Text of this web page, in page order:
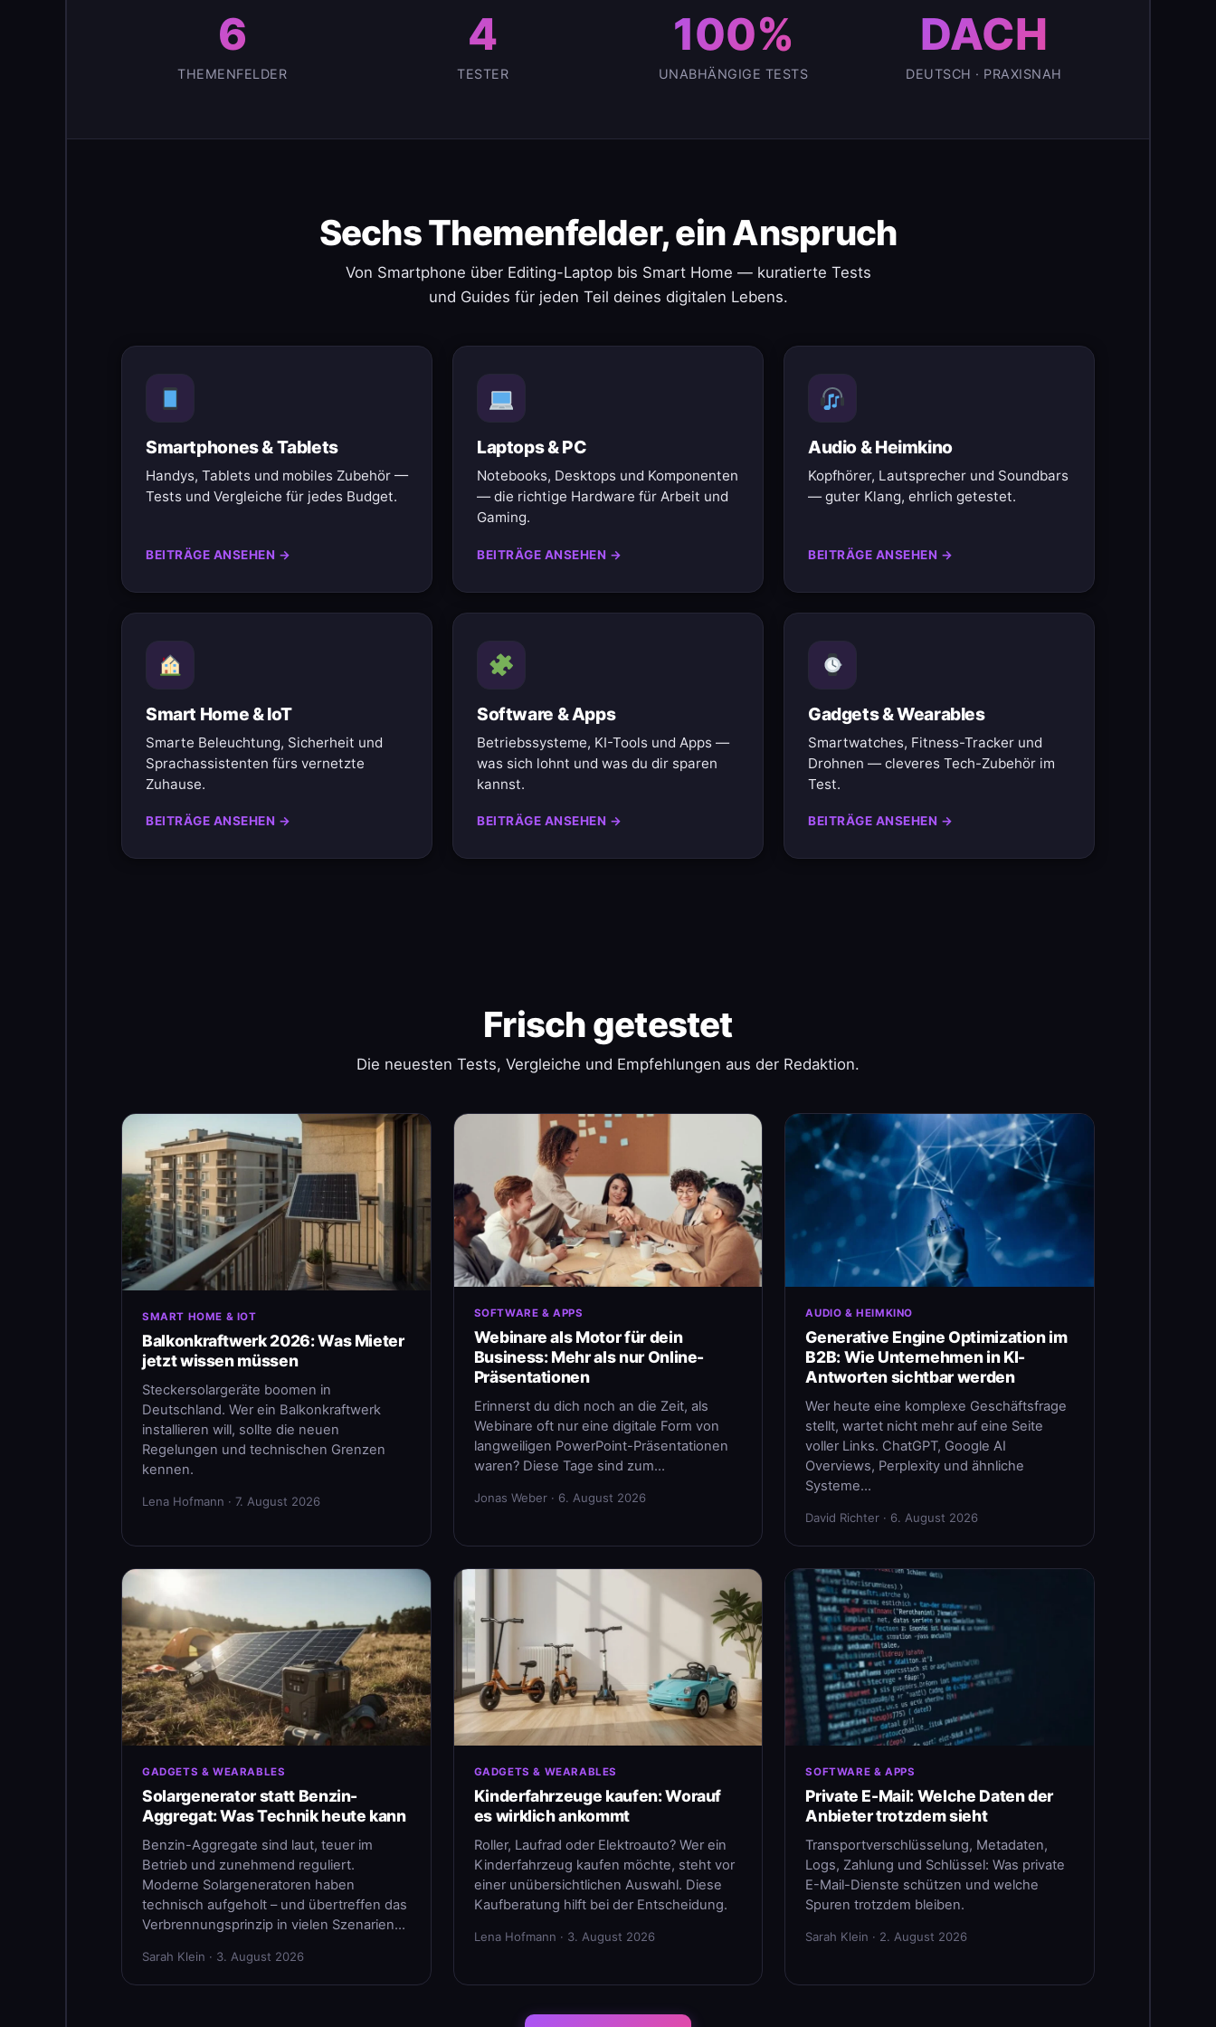
6
THEMENFELDER
4
TESTER
100%
UNABHÄNGIGE TESTS
DACH
DEUTSCH · PRAXISNAH
Sechs Themenfelder, ein Anspruch
Von Smartphone über Editing-Laptop bis Smart Home — kuratierte Tests
und Guides für jeden Teil deines digitalen Lebens.
Smartphones & Tablets
Handys, Tablets und mobiles Zubehör —
Tests und Vergleiche für jedes Budget.
BEITRÄGE ANSEHEN →
Laptops & PC
Notebooks, Desktops und Komponenten
— die richtige Hardware für Arbeit und
Gaming.
BEITRÄGE ANSEHEN →
Audio & Heimkino
Kopfhörer, Lautsprecher und Soundbars
— guter Klang, ehrlich getestet.
BEITRÄGE ANSEHEN →
Smart Home & IoT
Smarte Beleuchtung, Sicherheit und
Sprachassistenten fürs vernetzte
Zuhause.
BEITRÄGE ANSEHEN →
Software & Apps
Betriebssysteme, KI-Tools und Apps —
was sich lohnt und was du dir sparen
kannst.
BEITRÄGE ANSEHEN →
Gadgets & Wearables
Smartwatches, Fitness-Tracker und
Drohnen — cleveres Tech-Zubehör im
Test.
BEITRÄGE ANSEHEN →
Frisch getestet
Die neuesten Tests, Vergleiche und Empfehlungen aus der Redaktion.
SMART HOME & IOT
Balkonkraftwerk 2026: Was Mieter
jetzt wissen müssen
Steckersolargeräte boomen in
Deutschland. Wer ein Balkonkraftwerk
installieren will, sollte die neuen
Regelungen und technischen Grenzen
kennen.
Lena Hofmann · 7. August 2026
SOFTWARE & APPS
Webinare als Motor für dein
Business: Mehr als nur Online-
Präsentationen
Erinnerst du dich noch an die Zeit, als
Webinare oft nur eine digitale Form von
langweiligen PowerPoint-Präsentationen
waren? Diese Tage sind zum…
Jonas Weber · 6. August 2026
AUDIO & HEIMKINO
Generative Engine Optimization im
B2B: Wie Unternehmen in KI-
Antworten sichtbar werden
Wer heute eine komplexe Geschäftsfrage
stellt, wartet nicht mehr auf eine Seite
voller Links. ChatGPT, Google AI
Overviews, Perplexity und ähnliche
Systeme…
David Richter · 6. August 2026
GADGETS & WEARABLES
Solargenerator statt Benzin-
Aggregat: Was Technik heute kann
Benzin-Aggregate sind laut, teuer im
Betrieb und zunehmend reguliert.
Moderne Solargeneratoren haben
technisch aufgeholt – und übertreffen das
Verbrennungsprinzip in vielen Szenarien…
Sarah Klein · 3. August 2026
GADGETS & WEARABLES
Kinderfahrzeuge kaufen: Worauf
es wirklich ankommt
Roller, Laufrad oder Elektroauto? Wer ein
Kinderfahrzeug kaufen möchte, steht vor
einer unübersichtlichen Auswahl. Diese
Kaufberatung hilft bei der Entscheidung.
Lena Hofmann · 3. August 2026
SOFTWARE & APPS
Private E-Mail: Welche Daten der
Anbieter trotzdem sieht
Transportverschlüsselung, Metadaten,
Logs, Zahlung und Schlüssel: Was private
E-Mail-Dienste schützen und welche
Spuren trotzdem bleiben.
Sarah Klein · 2. August 2026